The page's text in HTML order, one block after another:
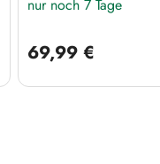
nur noch 7 Tage
69,99 €